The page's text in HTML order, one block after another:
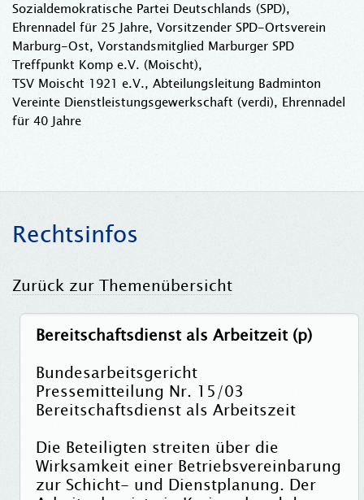
Sozialdemokratische Partei Deutschlands (SPD),
Ehrennadel für 25 Jahre, Vorsitzender SPD-Ortsverein
Marburg-Ost, Vorstandsmitglied Marburger SPD
Treffpunkt Komp e.V. (Moischt),
TSV Moischt 1921 e.V., Abteilungsleitung Badminton
Vereinte Dienstleistungsgewerkschaft (verdi), Ehrennadel
für 40 Jahre
Rechtsinfos
Zurück zur Themenübersicht
Bereitschaftsdienst als Arbeitzeit (p)
Bundesarbeitsgericht
Pressemitteilung Nr. 15/03
Bereitschaftsdienst als Arbeitszeit
Die Beteiligten streiten über die
Wirksamkeit einer Betriebsvereinbarung
zur Schicht- und Dienstplanung. Der